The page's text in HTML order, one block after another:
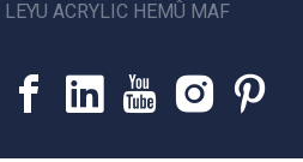
LEYU ACRYLIC HEMÛ MAF